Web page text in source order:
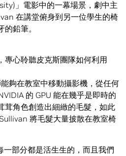
」電影中的一幕場景，劇中主
在講堂俯身到另一位學生的椅
鉛筆。
專心聆聽皮克斯團隊如何利用
夠在教室中移動攝影機，從任何
的 GPU 能在幾乎是即時的
茸角色創造出細緻的毛髮，如此
將毛髮大量披散在教室椅
一部分都是活生生的，而且我們